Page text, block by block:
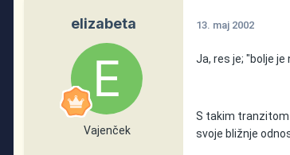
elizabeta
Vajenček
13. maj 2002
Ja, res je; "bolje
S takim tranzitom
svoje bližnje